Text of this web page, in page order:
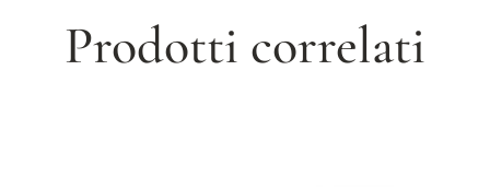
Prodotti correlati